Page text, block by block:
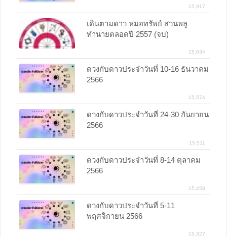
15,917
เดินตามดาว หมอทรัพย์ สวนพลู
ทำนายตลอดปี 2557 (จบ)
15,634
ดวงกับดาวประจำวันที่ 10-16 ธันวาคม
2566
15,574
ดวงกับดาวประจำวันที่ 24-30 กันยายน
2566
15,511
ดวงกับดาวประจำวันที่ 8-14 ตุลาคม
2566
15,458
ดวงกับดาวประจำวันที่ 5-11
พฤศจิกายน 2566
15,327